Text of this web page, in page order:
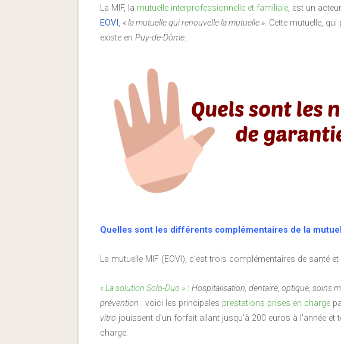
La MIF, la mutuelle interprofessionnelle et familiale, est un
EOVI , « la mutuelle qui renouvelle la mutuelle ». Cette mutuelle,
existe en Puy-de-Dôme.
Quelles sont les différents complémentaires de la
La mutuelle MIF (EOVI), c’est trois complémentaires de santé
« La solution Solo-Duo » : Hospitalisation, dentaire, optique, soins
prévention : voici les principales prestations prises en charge
vitro jouissent d’un forfait allant jusqu’à 200 euros à l’année
charge.